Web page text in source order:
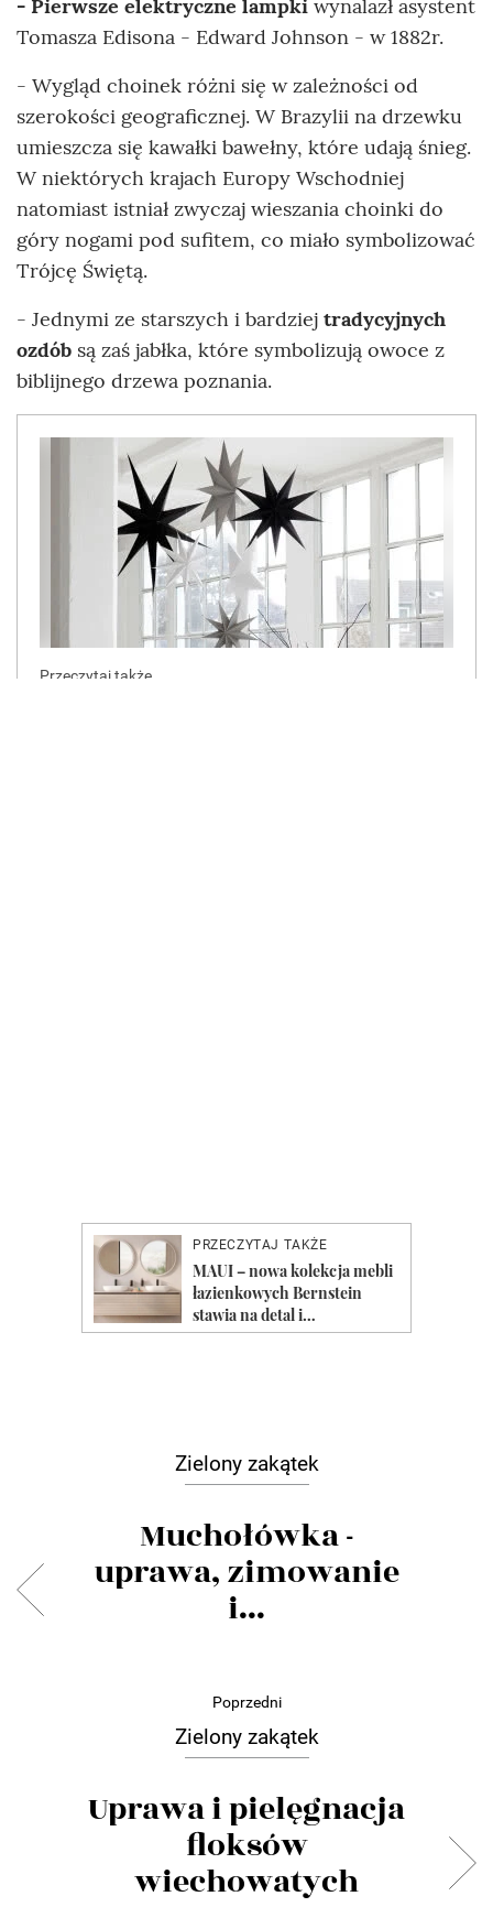
- Pierwsze elektryczne lampki wynalazł asystent
Tomasza Edisona - Edward Johnson - w 1882r.
- Wygląd choinek różni się w zależności od
szerokości geograficznej. W Brazylii na drzewku
umieszcza się kawałki bawełny, które udają śnieg.
W niektórych krajach Europy Wschodniej
natomiast istniał zwyczaj wieszania choinki do
góry nogami pod sufitem, co miało symbolizować
Trójcę Świętą.
- Jednymi ze starszych i bardziej tradycyjnych
ozdób są zaś jabłka, które symbolizują owoce z
biblijnego drzewa poznania.
Zielony zakątek
Muchołówka -
uprawa, zimowanie
i...
Poprzedni
Zielony zakątek
Uprawa i pielęgnacja
floksów
wiechowatych